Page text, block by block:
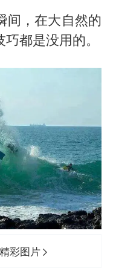
间，在大自然的
都是没用的。
彩图片